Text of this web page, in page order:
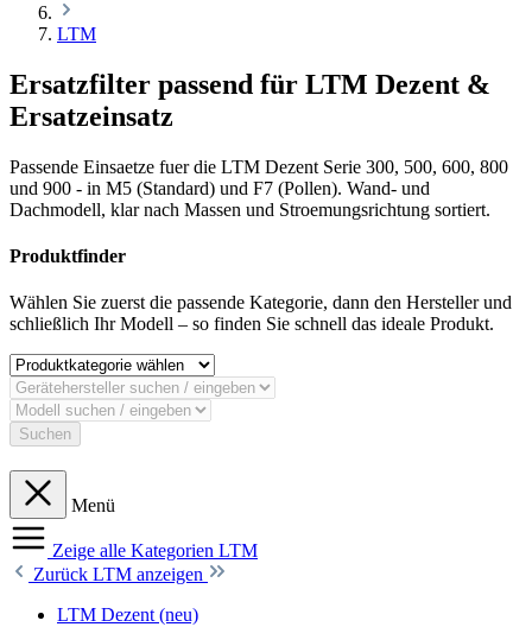
LTM
Ersatzfilter passend für LTM Dezent &
Ersatzeinsatz
Passende Einsaetze fuer die LTM Dezent Serie 300, 500, 600, 800
und 900 - in M5 (Standard) und F7 (Pollen). Wand- und
Dachmodell, klar nach Massen und Stroemungsrichtung sortiert.
Produktfinder
Wählen Sie zuerst die passende Kategorie, dann den Hersteller und
schließlich Ihr Modell – so finden Sie schnell das ideale Produkt.
Suchen
Menü
Zeige alle Kategorien LTM
Zurück LTM anzeigen
LTM Dezent (neu)